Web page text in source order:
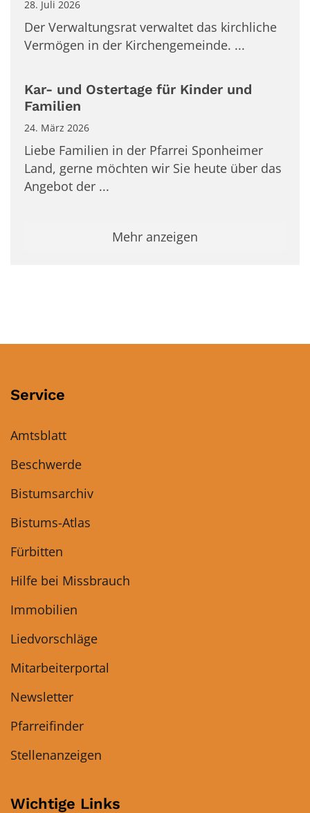
28. Juli 2026
Der Verwaltungsrat verwaltet das kirchliche
Vermögen in der Kirchengemeinde. ...
Kar- und Ostertage für Kinder und
Familien
24. März 2026
Liebe Familien in der Pfarrei Sponheimer
Land, gerne möchten wir Sie heute über das
Angebot der ...
Mehr anzeigen
Service
Amtsblatt
Beschwerde
Bistumsarchiv
Bistums-Atlas
Fürbitten
Hilfe bei Missbrauch
Immobilien
Liedvorschläge
Mitarbeiterportal
Newsletter
Pfarreifinder
Stellenanzeigen
Wichtige Links